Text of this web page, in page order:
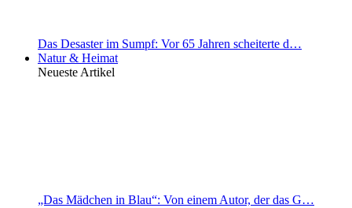
Das Desaster im Sumpf: Vor 65 Jahren scheiterte d…
Natur & Heimat
Neueste Artikel
„Das Mädchen in Blau“: Von einem Autor, der das G…